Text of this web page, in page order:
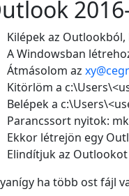
Kilépek az
A Windowsban
Átmásolom az
Kitörlöm a
Belépek a
Parancssort nyitok:
Ekkor létrejön egy
Elindítjuk az
ha több ost fájl